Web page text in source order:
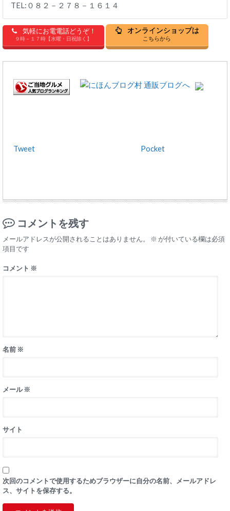
TEL:０８２－２７８－１６１４
気軽にお電電話どうぞ！
９時－１７時【水曜・日祝除く】
オンラインショップは
こちらから
Tweet Pocket
コメントを残す
メールアドレスが公開されることはありません。 ※ が付いている欄は必須
項目です
コメント ※
名前 ※
メール※
サイト
次回のコメントで使用するためブラウザーに自分の名前、メールアドレ
ス、サイトを保存する。